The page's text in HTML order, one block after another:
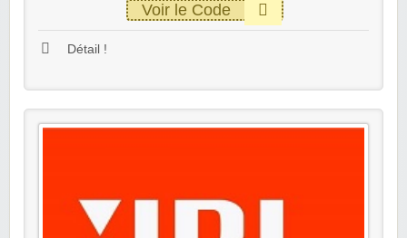
Voir le Code
Détail !